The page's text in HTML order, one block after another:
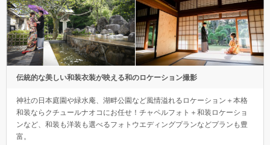
伝統的な美しい和装衣装が映える和のロケーション撮影
神社の日本庭園や緑水庵、湖畔公園など風情溢れるロケーション＋本格
和装ならクチュールナオコにお任せ！チャペルフォト＋和装ロケーショ
ンなど、和装も洋装も選べるフォトウエディングプランなどプランも豊
富。